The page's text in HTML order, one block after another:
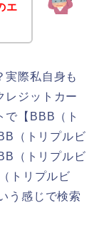
エ
実際私自身も
レジットカー
で【BBB（ト
（トリプルビ
（トリプルビ
トリプルビ
う感じで検索